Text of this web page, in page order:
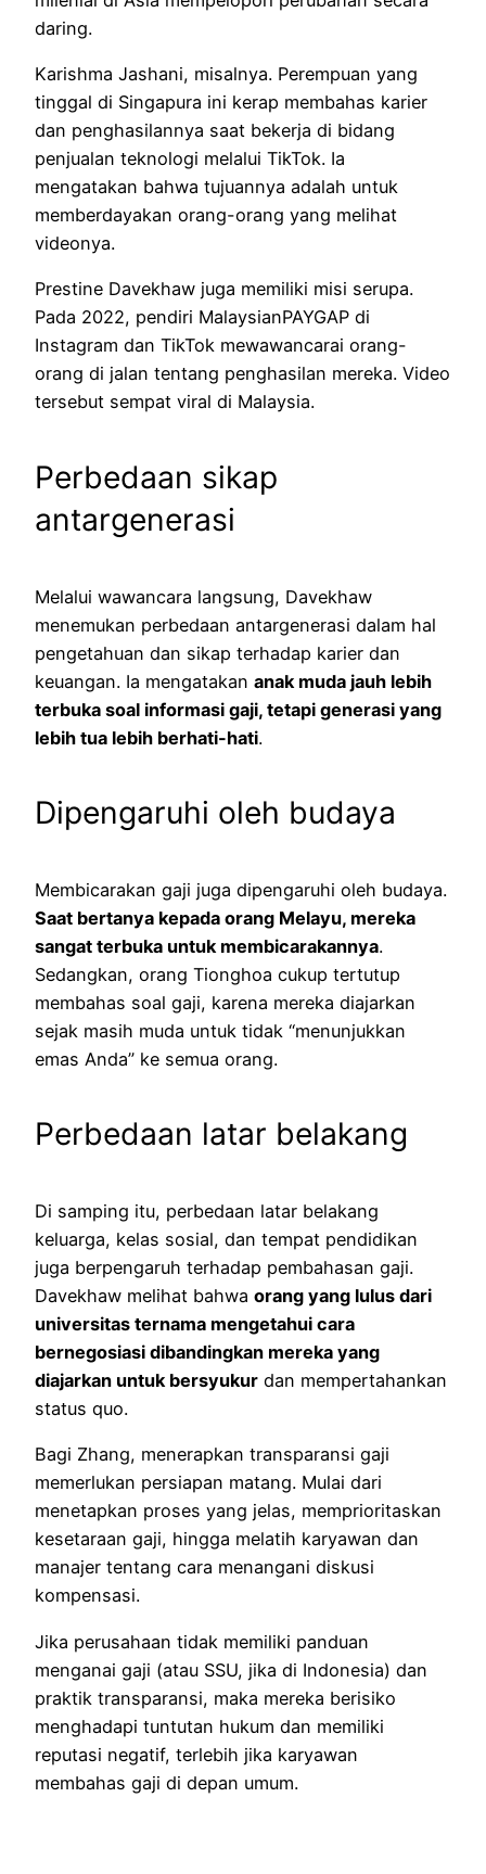
daring.
Karishma Jashani, misalnya. Perempuan yang
tinggal di Singapura ini kerap membahas karier
dan penghasilannya saat bekerja di bidang
penjualan teknologi melalui TikTok. Ia
mengatakan bahwa tujuannya adalah untuk
memberdayakan orang-orang yang melihat
videonya.
Prestine Davekhaw juga memiliki misi serupa.
Pada 2022, pendiri MalaysianPAYGAP di
Instagram dan TikTok mewawancarai orang-
orang di jalan tentang penghasilan mereka. Video
tersebut sempat viral di Malaysia.
Perbedaan sikap
antargenerasi
Melalui wawancara langsung, Davekhaw
menemukan perbedaan antargenerasi dalam hal
pengetahuan dan sikap terhadap karier dan
keuangan. Ia mengatakan anak muda jauh lebih
terbuka soal informasi gaji, tetapi generasi yang
lebih tua lebih berhati-hati.
Dipengaruhi oleh budaya
Membicarakan gaji juga dipengaruhi oleh budaya.
Saat bertanya kepada orang Melayu, mereka
sangat terbuka untuk membicarakannya.
Sedangkan, orang Tionghoa cukup tertutup
membahas soal gaji, karena mereka diajarkan
sejak masih muda untuk tidak “menunjukkan
emas Anda” ke semua orang.
Perbedaan latar belakang
Di samping itu, perbedaan latar belakang
keluarga, kelas sosial, dan tempat pendidikan
juga berpengaruh terhadap pembahasan gaji.
Davekhaw melihat bahwa orang yang lulus dari
universitas ternama mengetahui cara
bernegosiasi dibandingkan mereka yang
diajarkan untuk bersyukur dan mempertahankan
status quo.
Bagi Zhang, menerapkan transparansi gaji
memerlukan persiapan matang. Mulai dari
menetapkan proses yang jelas, memprioritaskan
kesetaraan gaji, hingga melatih karyawan dan
manajer tentang cara menangani diskusi
kompensasi.
Jika perusahaan tidak memiliki panduan
menganai gaji (atau SSU, jika di Indonesia) dan
praktik transparansi, maka mereka berisiko
menghadapi tuntutan hukum dan memiliki
reputasi negatif, terlebih jika karyawan
membahas gaji di depan umum.